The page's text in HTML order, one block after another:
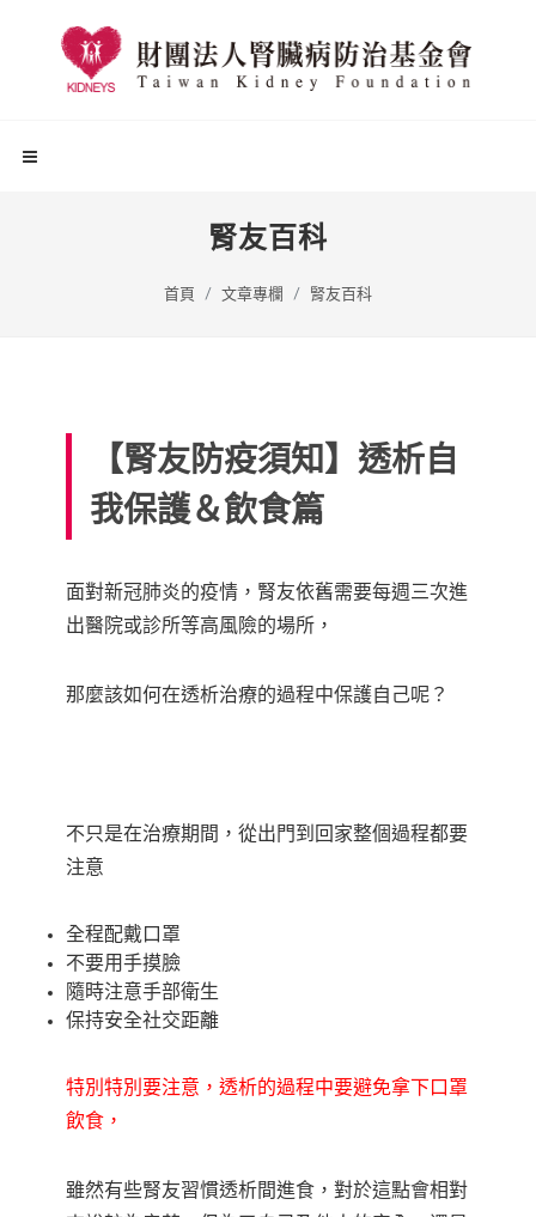
腎友百科
首頁 文章專欄 腎友百科
【腎友防疫須知】透析自
我保護＆飲食篇
面對新冠肺炎的疫情，腎友依舊需要每週三次進
出醫院或診所等高風險的場所，
那麼該如何在透析治療的過程中保護自己呢？
不只是在治療期間，從出門到回家整個過程都要
注意
全程配戴口罩
不要用手摸臉
隨時注意手部衛生
保持安全社交距離
特別特別要注意，透析的過程中要避免拿下口罩
飲食，
雖然有些腎友習慣透析間進食，對於這點會相對